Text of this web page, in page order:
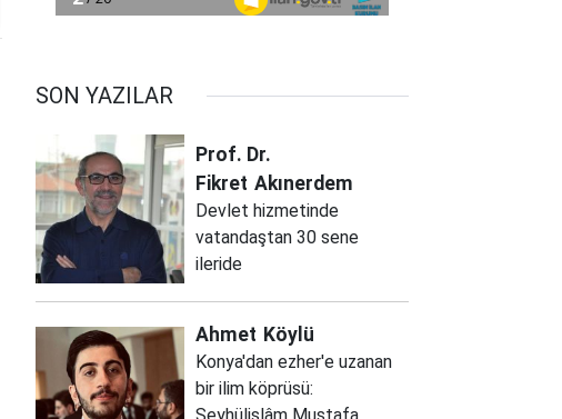
SON YAZILAR
Prof. Dr.
Fikret Akınerdem
Devlet hizmetinde
vatandaştan 30 sene
ileride
Ahmet Köylü
Konya'dan ezher'e uzanan
bir ilim köprüsü: